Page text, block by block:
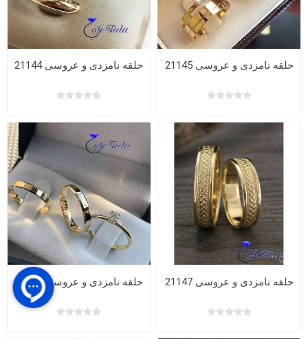
حلقه نامزدی و عروسی 21144 حلقه نامزدی و عروسی 21145
حلقه نامزدی و عروسی 21146 حلقه نامزدی و عروسی 21147